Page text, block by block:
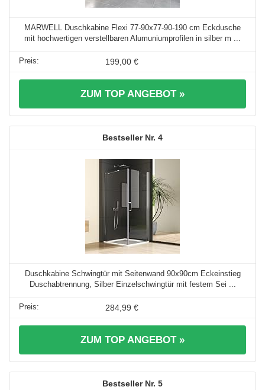
MARWELL Duschkabine Flexi 77-90x77-90-190 cm Eckdusche
mit hochwertigen verstellbaren Alumuniumprofilen in silber m ...
199,00 €
ZUM TOP ANGEBOT »
4
Duschkabine Schwingtür mit Seitenwand 90x90cm Eckeinstieg
Duschabtrennung, Silber Einzelschwingtür mit festem Sei ...
284,99 €
ZUM TOP ANGEBOT »
5